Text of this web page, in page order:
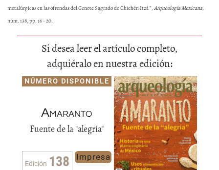
metalúrgicas en las ofrendas del Cenote Sagrado de Chichén Itzá ”,Arqueología Mexicana,
núm. 138, pp. 16 - 20.
Si desea leer el artículo completo,
adquiéralo en nuestra edición:
NÚMERO DISPONIBLE
Amaranto
Fuente de la "alegría"
Edición 138 Impresa